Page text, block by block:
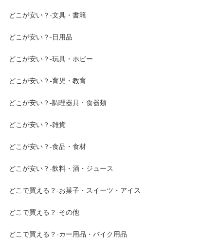
どこが安い？-文具・書籍
どこが安い？-日用品
どこが安い？-玩具・ホビー
どこが安い？-育児・教育
どこが安い？-調理器具・食器類
どこが安い？-雑貨
どこが安い？-食品・食材
どこが安い？-飲料・酒・ジュース
どこで買える？-お菓子・スイーツ・アイス
どこで買える？-その他
どこで買える？-カー用品・バイク用品